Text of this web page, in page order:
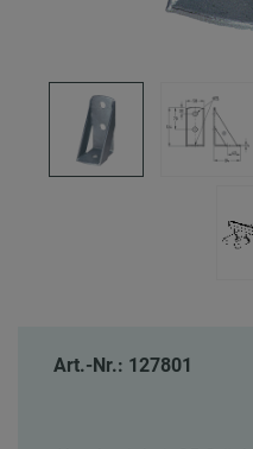
Art.-Nr.: 127801